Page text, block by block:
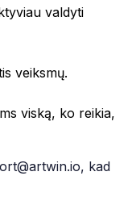
valdyti
veiksmų.
viską, ko reikia,
kad